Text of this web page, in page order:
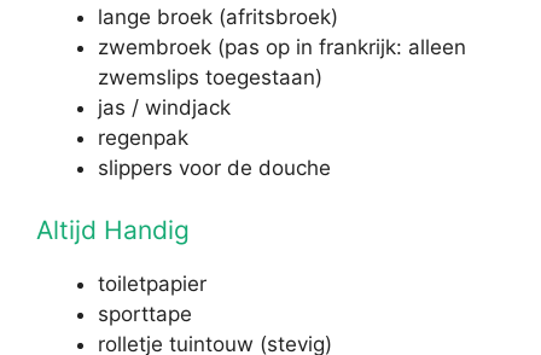
lange broek (afritsbroek)
zwembroek (pas op in frankrijk: alleen
zwemslips toegestaan)
jas / windjack
regenpak
slippers voor de douche
Altijd Handig
toiletpapier
sporttape
rolletje tuintouw (stevig)